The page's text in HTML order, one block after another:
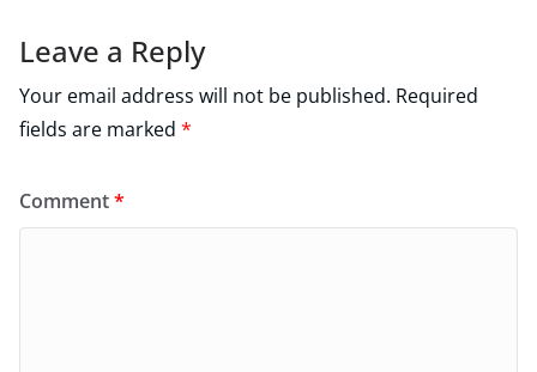
Leave a Reply
Your email address will not be published. Required
fields are marked *
Comment*